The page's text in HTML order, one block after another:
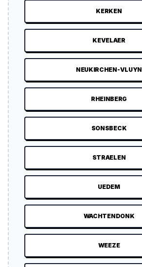
KERKEN
KEVELAER
NEUKIRCHEN-VLUYN
RHEINBERG
SONSBECK
STRAELEN
UEDEM
WACHTENDONK
WEEZE